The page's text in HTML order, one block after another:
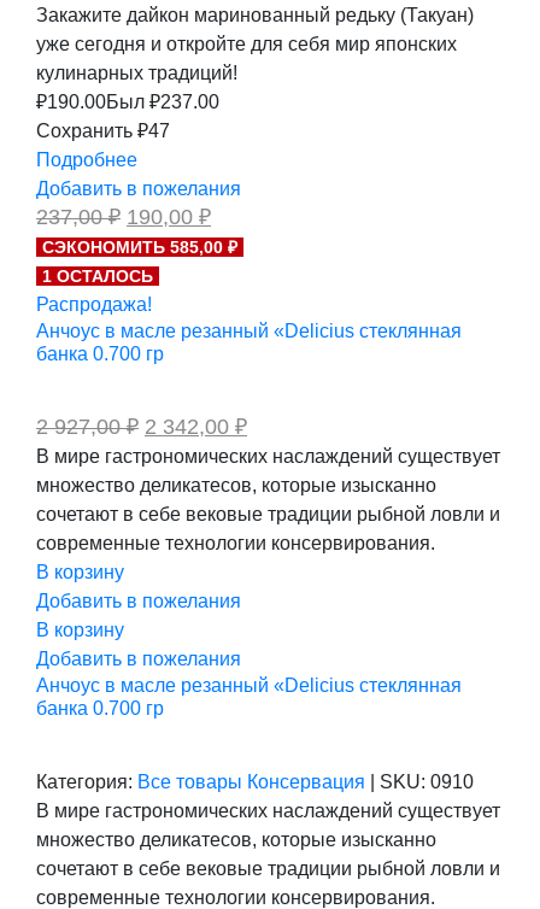
Закажите дайкон маринованный редьку (Такуан)
уже сегодня и откройте для себя мир японских
кулинарных традиций!
₽190.00Был ₽237.00
Сохранить ₽47
Подробнее
Добавить в пожелания
237,00₽ Первоначальная
цена
составляла
237,00 ₽.
190,00 ₽Текущая
цена:
190,00 ₽.
СЭКОНОМИТЬ 585,00 ₽
1 ОСТАЛОСЬ
Распродажа!
Анчоус в масле резанный «Delicius стеклянная
банка 0.700 гр
2 927,00₽ Первоначальная
цена
составляла
2
927,00 ₽.
2 342,00 ₽Текущая
цена:
2
342,00 ₽.
В мире гастрономических наслаждений существует
множество деликатесов, которые изысканно
сочетают в себе вековые традиции рыбной ловли и
современные технологии консервирования.
В корзину
Добавить в пожелания
В корзину
Добавить в пожелания
Анчоус в масле резанный «Delicius стеклянная
банка 0.700 гр
Категория: Все товары Консервация SKU: 0910
В мире гастрономических наслаждений существует
множество деликатесов, которые изысканно
сочетают в себе вековые традиции рыбной ловли и
современные технологии консервирования.